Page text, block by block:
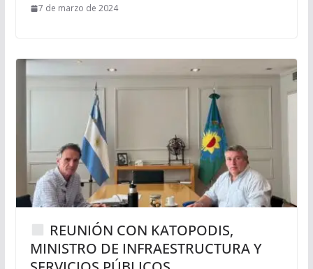
7 de marzo de 2024
REUNIÓN CON KATOPODIS,
MINISTRO DE INFRAESTRUCTURA Y